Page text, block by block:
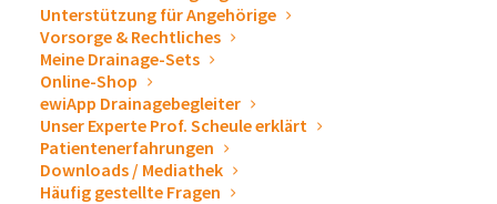
Unterstützung für Angehörige
Vorsorge & Rechtliches
Meine Drainage-Sets
Online-Shop
ewiApp Drainagebegleiter
Unser Experte Prof. Scheule erklärt
Patientenerfahrungen
Downloads / Mediathek
Häufig gestellte Fragen